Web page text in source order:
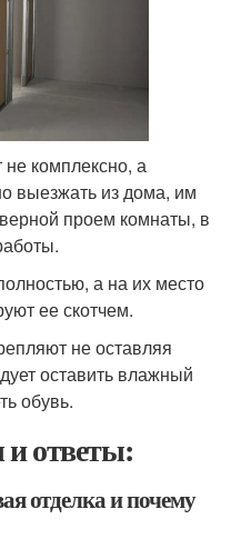
не комплексно, а
выезжать из дома, им
проем комнаты, в
а на их место
ее скотчем.
не оставляя
оставить влажный
обувь.
ответы:
отделка и почему